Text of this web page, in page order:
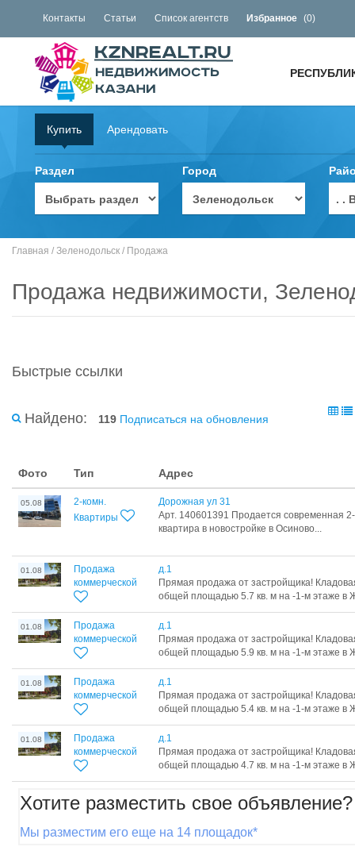
Контакты Статьи Список агентств Избранное (0)
Купить Арендовать
Раздел Город
. .
Главная / Зеленодольск / Продажа
Продажа недвижимости,
Быстрые ссылки
Найдено: 119 Подписаться на обновления
Фото Тип Адрес
05.08
2-комн.
Квартиры
Дорожная ул 31
Арт. 140601391 Продается современная
квартира в новостройке в Осиново...
01.08
Продажа
коммерческой
д.1
Прямая продажа от застройщика!
общей площадью 5.7 кв. м на -1-м этаже в
01.08
Продажа
коммерческой
д.1
Прямая продажа от застройщика!
общей площадью 5.9 кв. м на -1-м этаже в
01.08
Продажа
коммерческой
д.1
Прямая продажа от застройщика!
общей площадью 5.4 кв. м на -1-м этаже в
01.08
Продажа
коммерческой
д.1
Прямая продажа от застройщика!
общей площадью 4.7 кв. м на -1-м этаже в
Хотите разместить свое объявление?
Мы разместим его еще на 14 площадок*